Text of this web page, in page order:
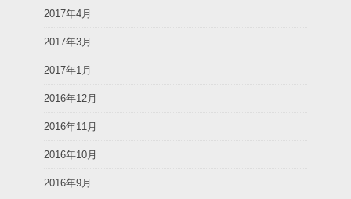
2017年4月
2017年3月
2017年1月
2016年12月
2016年11月
2016年10月
2016年9月